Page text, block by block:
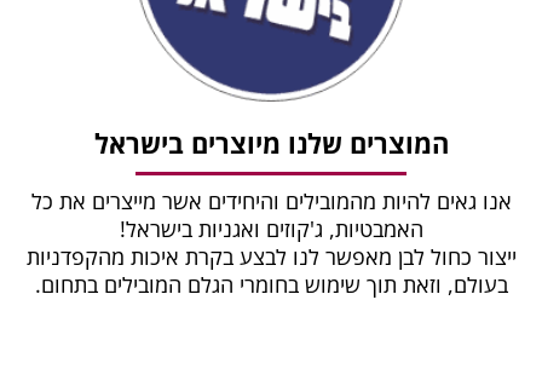
המוצרים שלנו מיוצרים בישראל
אנו גאים להיות מהמובילים והיחידים אשר מייצרים את כל
האמבטיות, ג'קוזים ואגניות בישראל!
ייצור כחול לבן מאפשר לנו לבצע בקרת איכות מהקפדניות
בעולם, וזאת תוך שימוש בחומרי הגלם המובילים בתחום.